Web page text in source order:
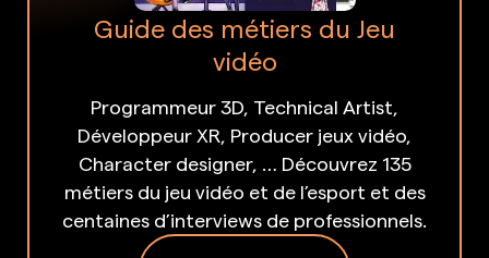
Guide des métiers du Jeu
vidéo
Programmeur 3D, Technical Artist,
Développeur XR, Producer jeux vidéo,
Character designer, … Découvrez 135
métiers du jeu vidéo et de l’esport et des
centaines d’interviews de professionnels.